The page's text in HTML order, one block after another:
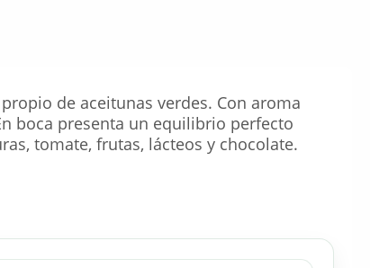
de aceitunas verdes. Con aroma
boca presenta un equilibrio perfecto
tomate, frutas, lácteos y chocolate.